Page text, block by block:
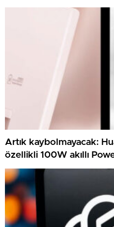
Artık kaybolmayacak:
özellikli 100W akıllı